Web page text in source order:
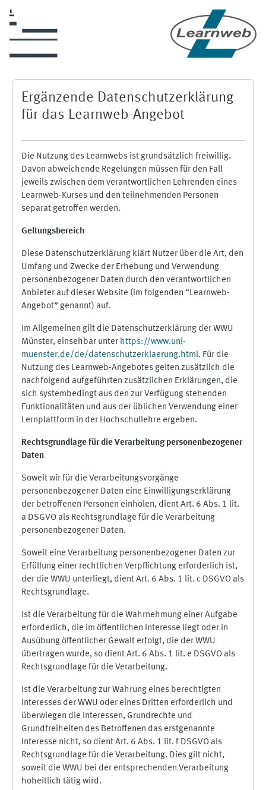
Ergänzende Datenschutzerklärung
für das Learnweb-Angebot
Die Nutzung des Learnwebs ist grundsätzlich freiwillig.
Davon abweichende Regelungen müssen für den Fall
jeweils zwischen dem verantwortlichen Lehrenden eines
Learnweb-Kurses und den teilnehmenden Personen
separat getroffen werden.
Geltungsbereich
Diese Datenschutzerklärung klärt Nutzer über die Art, den
Umfang und Zwecke der Erhebung und Verwendung
personenbezogener Daten durch den verantwortlichen
Anbieter auf dieser Website (im folgenden “Learnweb-
Angebot” genannt) auf.
Im Allgemeinen gilt die Datenschutzerklärung der WWU
Münster, einsehbar unter https://www.uni-
muenster.de/de/datenschutzerklaerung.html. Für die
Nutzung des Learnweb-Angebotes gelten zusätzlich die
nachfolgend aufgeführten zusätzlichen Erklärungen, die
sich systembedingt aus den zur Verfügung stehenden
Funktionalitäten und aus der üblichen Verwendung einer
Lernplattform in der Hochschullehre ergeben.
Rechtsgrundlage für die Verarbeitung personenbezogener
Daten
Soweit wir für die Verarbeitungsvorgänge
personenbezogener Daten eine Einwilligungserklärung
der betroffenen Personen einholen, dient Art. 6 Abs. 1 lit.
a DSGVO als Rechtsgrundlage für die Verarbeitung
personenbezogener Daten.
Soweit eine Verarbeitung personenbezogener Daten zur
Erfüllung einer rechtlichen Verpflichtung erforderlich ist,
der die WWU unterliegt, dient Art. 6 Abs. 1 lit. c DSGVO als
Rechtsgrundlage.
Ist die Verarbeitung für die Wahrnehmung einer Aufgabe
erforderlich, die im öffentlichen Interesse liegt oder in
Ausübung öffentlicher Gewalt erfolgt, die der WWU
übertragen wurde, so dient Art. 6 Abs. 1 lit. e DSGVO als
Rechtsgrundlage für die Verarbeitung.
Ist die Verarbeitung zur Wahrung eines berechtigten
Interesses der WWU oder eines Dritten erforderlich und
überwiegen die Interessen, Grundrechte und
Grundfreiheiten des Betroffenen das erstgenannte
Interesse nicht, so dient Art. 6 Abs. 1 lit. f DSGVO als
Rechtsgrundlage für die Verarbeitung. Dies gilt nicht,
soweit die WWU bei der entsprechenden Verarbeitung
hoheitlich tätig wird.